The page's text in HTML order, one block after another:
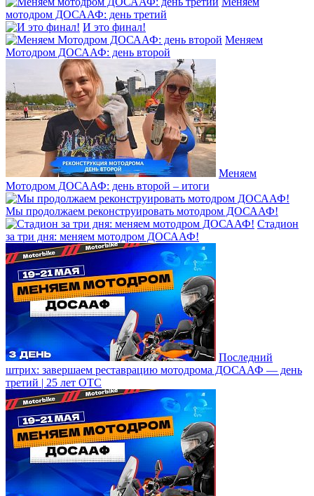
мотодром ДОСААФ: день третий
И это финал!
Меняем
Мотодром ДОСААФ: день второй
Меняем
Мотодром ДОСААФ: день второй – итоги
Мы продолжаем реконструировать мотодром ДОСААФ!
Стадион
за три дня: меняем мотодром ДОСААФ!
Последний
штрих: завершаем реставрацию мотодрома ДОСААФ — день
третий | 25 лет ОТС